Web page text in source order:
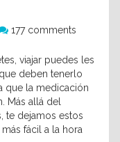
177 comments
viajar puedes les
deben tenerlo
que la medicación
Más allá del
te dejamos estos
fácil a la hora